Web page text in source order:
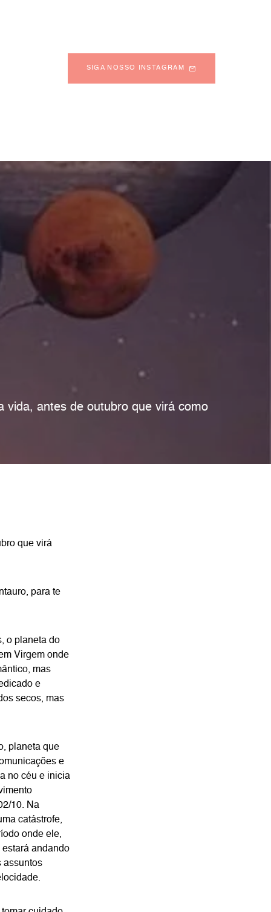
SIGA NOSSO INSTAGRAM
vida, antes de outubro que virá como
que virá
para te
o planeta do
Virgem onde
mas
e
secos, mas
planeta que
e
no céu e inicia
10. Na
catástrofe,
onde ele,
andando
assuntos